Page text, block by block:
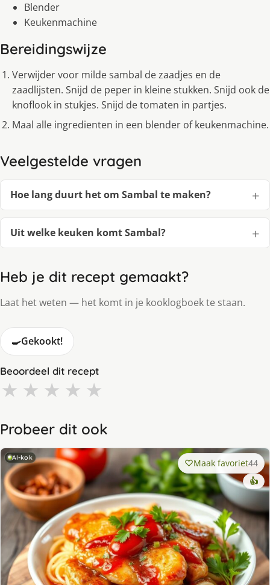
Blender
Keukenmachine
Bereidingswijze
Verwijder voor milde sambal de zaadjes en de
zaadlijsten. Snijd de peper in kleine stukken. Snijd ook de
knoflook in stukjes. Snijd de tomaten in partjes.
Maal alle ingredienten in een blender of keukenmachine.
Veelgestelde vragen
Hoe lang duurt het om Sambal te maken?
Uit welke keuken komt Sambal?
Heb je dit recept gemaakt?
Laat het weten — het komt in je kooklogboek te staan.
🍳Gekookt!
Beoordeel dit recept
★ ★ ★ ★ ★
Probeer dit ook
AI-kok Maak favoriet44
👍